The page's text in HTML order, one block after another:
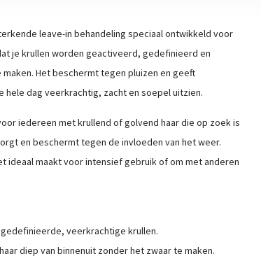
leave-in behandeling speciaal ontwikkeld voor
je krullen worden geactiveerd, gedefinieerd en
Het beschermt tegen pluizen en geeft
dag veerkrachtig, zacht en soepel uitzien.
iedereen met krullend of golvend haar die op zoek is
en beschermt tegen de invloeden van het weer.
ideaal maakt voor intensief gebruik of om met anderen
veerkrachtige krullen.
diep van binnenuit zonder het zwaar te maken.